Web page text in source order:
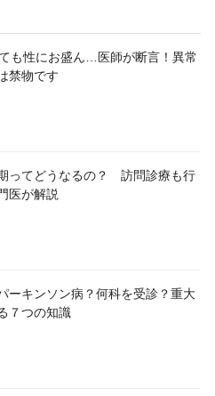
も性にお盛ん…医師が断言！異常
禁物です
ってどうなるの？ 訪問診療も行
医が解説
ーキンソン病？何科を受診？重大
７つの知識